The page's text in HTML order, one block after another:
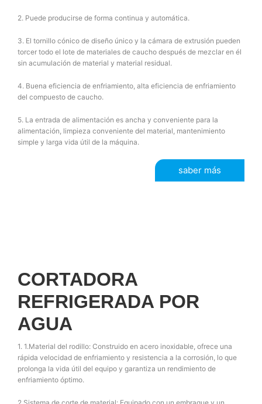
2. Puede producirse de forma continua y automática.
3. El tornillo cónico de diseño único y la cámara de extrusión pueden
torcer todo el lote de materiales de caucho después de mezclar en él
sin acumulación de material y material residual.
4. Buena eficiencia de enfriamiento, alta eficiencia de enfriamiento
del compuesto de caucho.
5. La entrada de alimentación es ancha y conveniente para la
alimentación, limpieza conveniente del material, mantenimiento
simple y larga vida útil de la máquina.
saber más
CORTADORA
REFRIGERADA POR
AGUA
1. 1.Material del rodillo: Construido en acero inoxidable, ofrece una
rápida velocidad de enfriamiento y resistencia a la corrosión, lo que
prolonga la vida útil del equipo y garantiza un rendimiento de
enfriamiento óptimo.